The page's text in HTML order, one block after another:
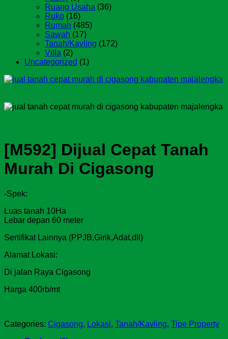
Ruang Usaha (36)
Ruko (16)
Rumah (485)
Sawah (17)
Tanah/Kavling (172)
Villa (2)
Uncategorized (1)
[M592] Dijual Cepat Tanah
Murah Di Cigasong
-Spek:
Luas tanah 10Ha
Lebar depan 60 meter
Sertifikat Lainnya (PPJB,Girik,Adat,dll)
Alamat Lokasi:
Di jalan Raya Cigasong
Harga 400rb/mt
Categories: Cigasong, Lokasi, Tanah/Kavling, Tipe Property